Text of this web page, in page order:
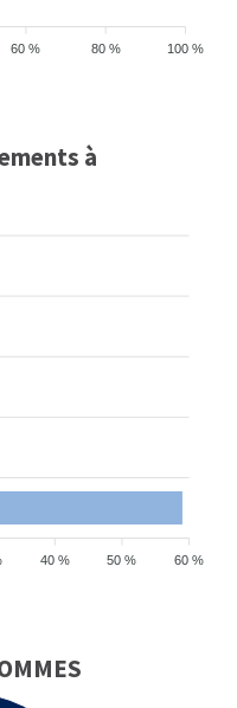
100 %
80 %
60 %
à
60 %
50 %
40 %